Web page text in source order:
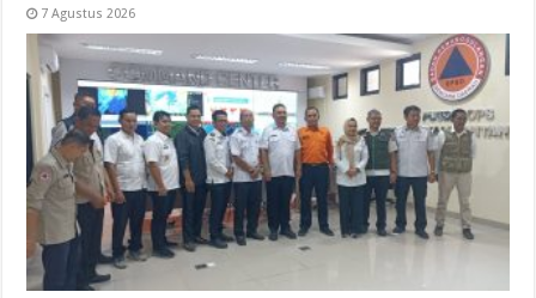
7 Agustus 2026